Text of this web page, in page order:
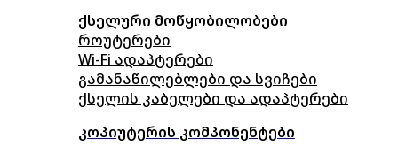
ქსელური მოწყობილობები
როუტერები
Wi-Fi ადაპტერები
გამანაწილებლები და სვიჩები
ქსელის კაბელები და ადაპტერები
კოპიუტერის კომპონენტები